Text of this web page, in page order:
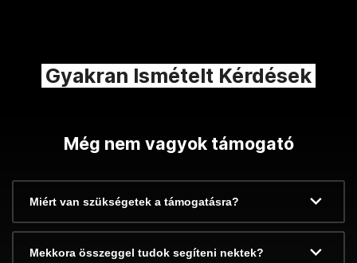
Gyakran Ismételt Kérdések
Még nem vagyok támogató
Miért van szükségetek a támogatásra?
Mekkora összeggel tudok segíteni nektek?